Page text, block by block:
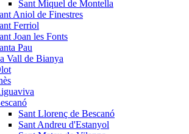
Sant Miquel de Montella
Aniol de Finestres
Ferriol
Joan les Fonts
Pau
Vall de Bianya
Sant Llorenç de Bescanó
Sant Andreu d'Estanyol